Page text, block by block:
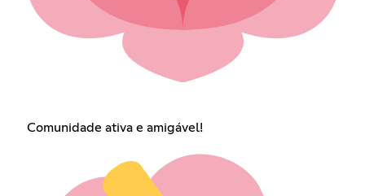
Comunidade ativa e amigável!